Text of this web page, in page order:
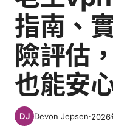
指南、
險評估
也能安
Devon Jepsen·2026